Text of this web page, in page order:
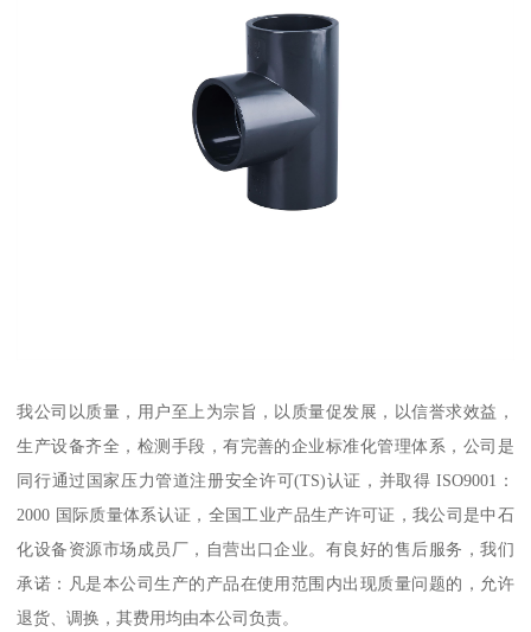
我公司以质量，用户至上为宗旨，以质量促发展，以信誉求效益，
生产设备齐全，检测手段，有完善的企业标准化管理体系，公司是
同行通过国家压力管道注册安全许可(TS)认证，并取得 ISO9001：
2000 国际质量体系认证，全国工业产品生产许可证，我公司是中石
化设备资源市场成员厂，自营出口企业。有良好的售后服务，我们
承诺：凡是本公司生产的产品在使用范围内出现质量问题的，允许
退货、调换，其费用均由本公司负责。